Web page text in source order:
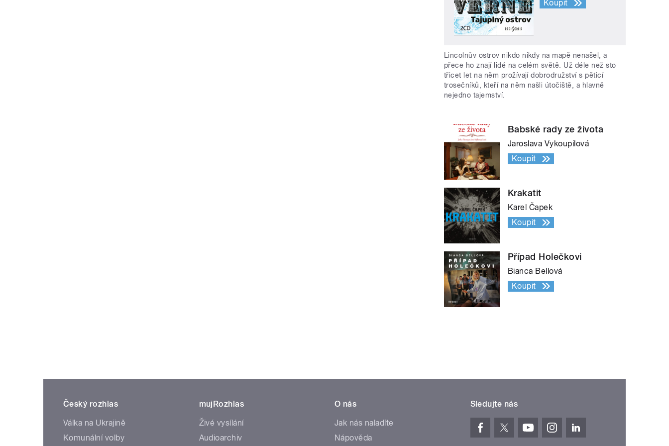
Koupit
Lincolnův ostrov nikdo nikdy na mapě nenašel, a
přece ho znají lidé na celém světě. Už déle než sto
třicet let na něm prožívají dobrodružství s pěticí
trosečníků, kteří na něm našli útočiště, a hlavně
nejedno tajemství.
Babské rady ze života
Jaroslava Vykoupilová
Koupit
Krakatit
Karel Čapek
Koupit
Případ Holečkovi
Bianca Bellová
Koupit
Český rozhlas
Válka na Ukrajině
Komunální volby
mujRozhlas
Živé vysílání
Audioarchiv
O nás
Jak nás naladíte
Nápověda
Sledujte nás